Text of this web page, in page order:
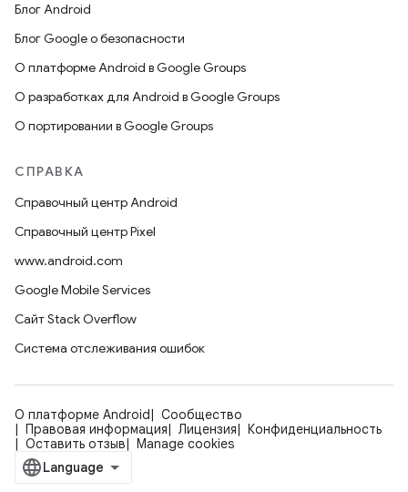
Блог Android
Блог Google о безопасности
О платформе Android в Google Groups
О разработках для Android в Google Groups
О портировании в Google Groups
СПРАВКА
Справочный центр Android
Справочный центр Pixel
www.android.com
Google Mobile Services
Сайт Stack Overflow
Система отслеживания ошибок
О платформе Android
Сообщество
Правовая информация
Лицензия
Конфиденциальность
Оставить отзыв
Manage cookies